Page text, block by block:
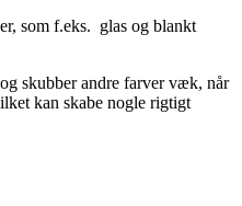
som f.eks. glas og blankt
skubber andre farver væk, når
kan skabe nogle rigtigt